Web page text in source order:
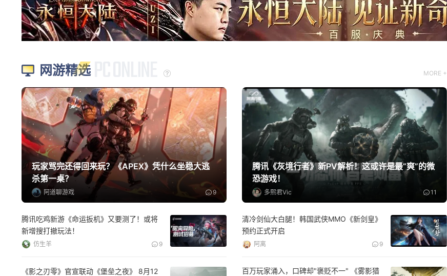
网游精选 MORE +
玩家骂完还得回来玩？《APEX》凭什么坐稳大逃
杀第一桌？
阿道聊游戏 9
腾讯《灰境行者》新PV解析！这或许是最“爽”的微
恐游戏！
多熙君Vic 11
腾讯吃鸡新游《命运扳机》又要测了！或将
新增搜打撤玩法！
仿生羊 9
清冷剑仙大白腿！韩国武侠MMO《新剑皇》
预约正式开启
阿离 9
《影之刃零》官宣联动《堡垒之夜》 8月12
百万玩家涌入，口碑却"褒贬不一" 《雾影猎